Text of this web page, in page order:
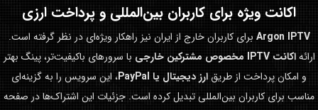
اکانت ویژه برای کاربران بین‌المللی و پرداخت ارزی
Argon IPTV برای کاربران خارج از ایران نیز راهکار ویژه‌ای در نظر گرفته است.
ارائهاکانت IPTV مخصوص مشترکین خارجی
با سرورهای باکیفیت‌تر، پینگ بهتر
و امکان پرداخت از طریق ارز دیجیتال یا PayPal
، این سرویس را به گزینه‌ای
مناسب برای کاربران بین‌المللی تبدیل کرده است. جزئیات این اشتراک‌ها در صفحه